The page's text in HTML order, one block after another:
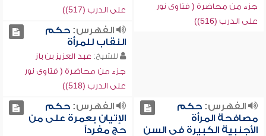
جزء من محاضرة ( فتاوى نور
على الدرب (516))
على الدرب (517))
الفهرس:حكم
النقاب للمرأة
للشيخ: عبد العزيز بن باز
جزء من محاضرة ( فتاوى نور
على الدرب (518))
الفهرس:حكم
مصافحة المرأة
الأجنبية الكبيرة في السن
الفهرس:حكم
الإتيان بعمرة على من
حج مفرداً